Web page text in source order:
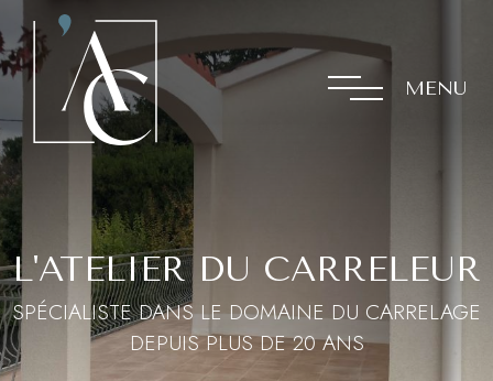
MENU
L'ATELIER DU CARRELEUR
SPÉCIALISTE DANS LE DOMAINE DU CARRELAGE
DEPUIS PLUS DE 20 ANS